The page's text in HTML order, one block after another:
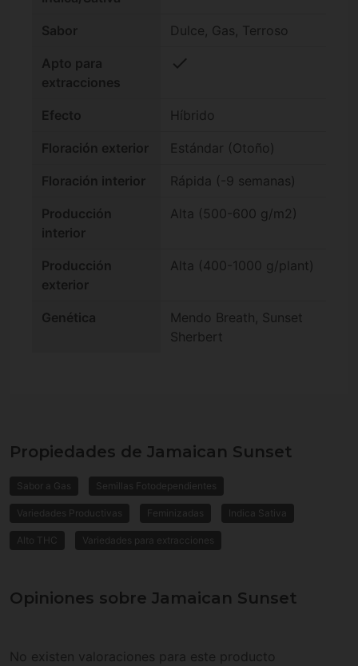
Sabor Dulce, Gas, Terroso
Apto para
extracciones
check
Efecto Híbrido
Floración exterior Estándar (Otoño)
Floración interior Rápida (-9 semanas)
Producción
interior
Alta (500-600 g/m2)
Producción
exterior
Alta (400-1000 g/plant)
Genética
Mendo Breath, Sunset
Sherbert
Propiedades de Jamaican Sunset
Sabor a Gas Semillas Fotodependientes
Variedades Productivas Feminizadas Indica Sativa
Alto THC Variedades para extracciones
Opiniones sobre Jamaican Sunset
No existen valoraciones para este producto